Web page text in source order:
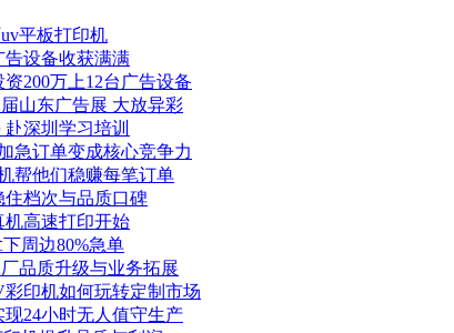
平板打印机
告设备收获满满
资200万上12台广告设备
山东广告展 大放异彩
深圳学习培训
急订单变成核心竞争力
帮他们稳赚每笔订单
档次与品质口碑
高速打印开始
周边80%急单
品质升级与业务拓展
印机如何玩转定制市场
24小时无人值守生产